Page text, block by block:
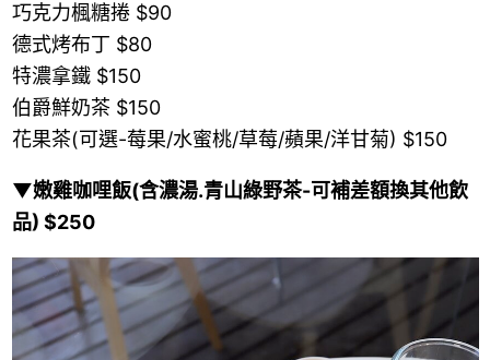
巧克力楓糖捲 $90
德式烤布丁 $80
特濃拿鐵 $150
伯爵鮮奶茶 $150
花果茶(可選-莓果/水蜜桃/草莓/蘋果/洋甘菊) $150
▼嫩雞咖哩飯(含濃湯.青山綠野茶-可補差額換其他飲
品) $250